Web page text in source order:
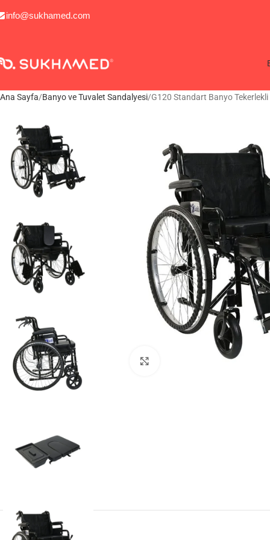
info@sukhamed.com
Ana Sayfa Banyo ve Tuvalet Sandalyesi G120 Standart Banyo
Büyütmek için tıklayın